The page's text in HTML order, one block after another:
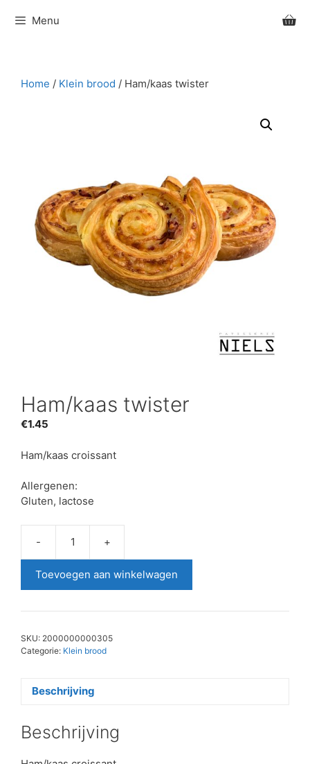
naar
Menu
Home / Klein brood / Ham/kaas twister
Ham/kaas twister
€1.45
Ham/kaas croissant
Allergenen:
Gluten, lactose
-
twister
aantal
+
Toevoegen aan winkelwagen
SKU: 2000000000305
Categorie: Klein brood
Beschrijving
Beschrijving